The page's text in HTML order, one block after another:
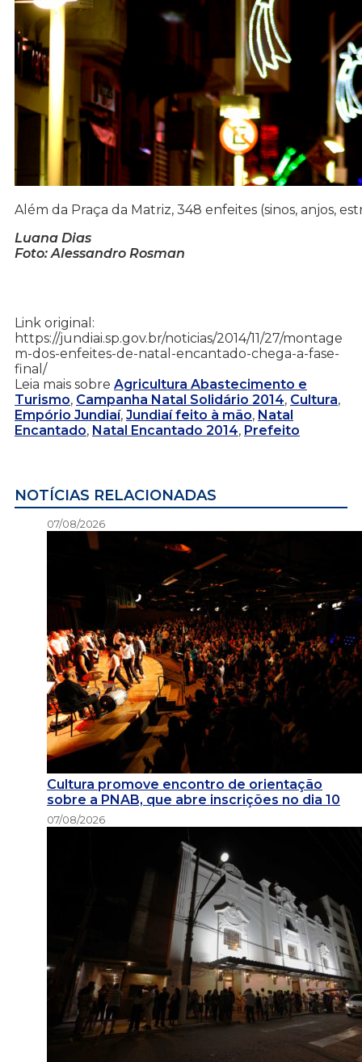
Além da Praça da Matriz, 348 enfeites (sinos, anjos,
Luana Dias
Foto: Alessandro Rosman
Link original:
https://jundiai.sp.gov.br/noticias/2014/11/27/montage
m-dos-enfeites-de-natal-encantado-chega-a-fase-
final/
Leia mais sobre Agricultura Abastecimento e
Turismo, Campanha Natal Solidário 2014, Cultura,
Empório Jundiaí, Jundiaí feito à mão, Natal
Encantado, Natal Encantado 2014, Prefeito
NOTÍCIAS RELACIONADAS
07/08/2026
Cultura promove encontro de orientação
sobre a PNAB, que abre inscrições no dia 10
07/08/2026